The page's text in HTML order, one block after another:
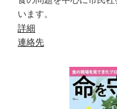
います。
詳細
連絡先